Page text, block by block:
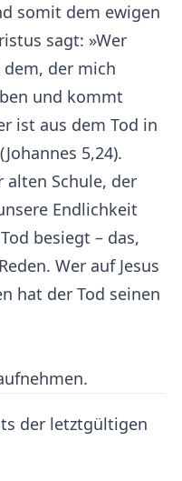
somit dem ewigen
sagt: »Wer
der mich
und kommt
ist aus dem Tod in
5,24).
alten Schule, der
Endlichkeit
besiegt – das,
Wer auf Jesus
hat der Tod seinen
der letztgültigen